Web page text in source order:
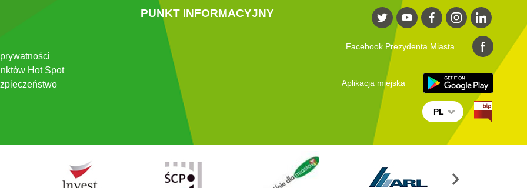
Hot Spot
PUNKT INFORMACYJNY
Facebook Prezydenta Miasta
Aplikacja miejska
PL